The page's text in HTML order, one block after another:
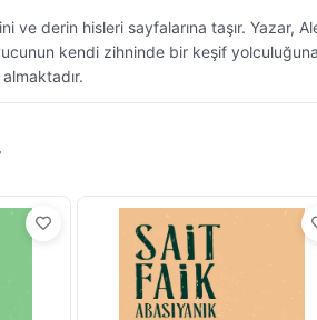
derin hisleri sayfalarına taşır. Yazar,
kendi zihninde bir keşif yolculuğuna